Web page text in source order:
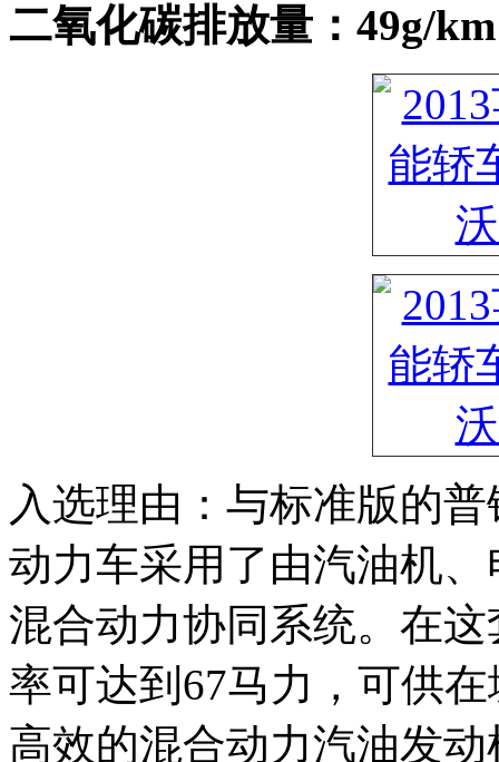
二氧化碳排放量：49g/km
入选理由：与标准版的
动力车采用了由汽油机
混合动力协同系统。在
率可达到67马力，可供
高效的混合动力汽油发